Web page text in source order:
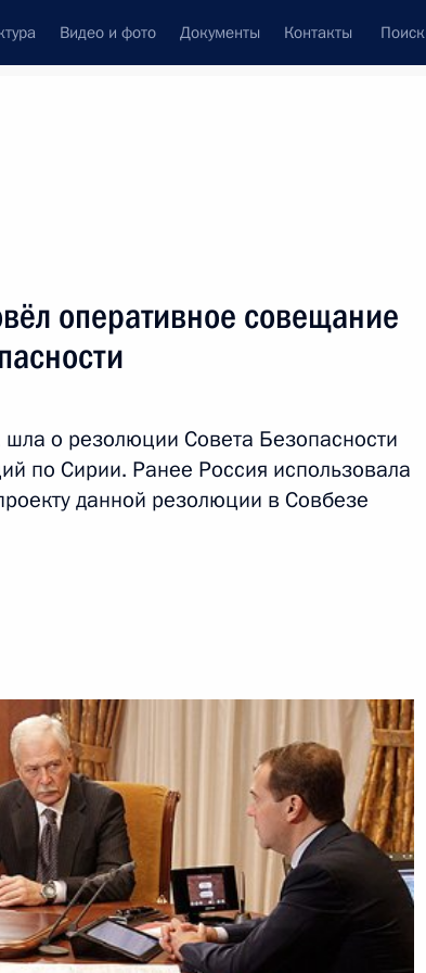
Видео и фото Документы Контакты Поиск
следующие материалы
послание Президента
Сирии Башаром Асадом
оперативное совещание
о резолюции Совета Безопасности
по Сирии. Ранее Россия использовала
данной резолюции в Совбезе